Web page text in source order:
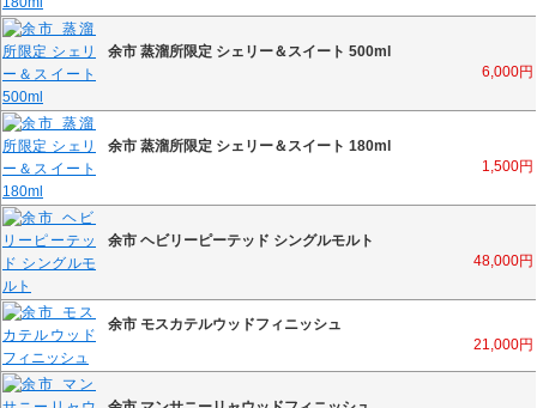
余市 蒸溜所限定 シェリー＆スイート 500ml
6,000円
余市 蒸溜所限定 シェリー＆スイート 180ml
1,500円
余市 ヘビリーピーテッド シングルモルト
48,000円
余市 モスカテルウッドフィニッシュ
21,000円